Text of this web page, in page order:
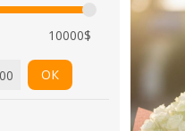
10000$
ОК